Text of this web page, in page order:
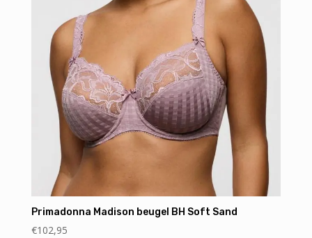
Primadonna Madison beugel BH Soft Sand
€102,95